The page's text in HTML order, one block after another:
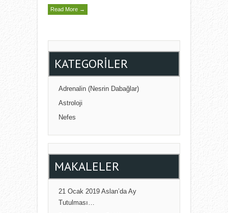
Read More →
KATEGORILER
Adrenalin (Nesrin Dabağlar)
Astroloji
Nefes
MAKALELER
21 Ocak 2019 Aslan’da Ay
Tutulması…